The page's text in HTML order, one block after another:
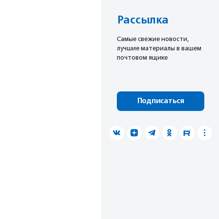
Рассылка
Cамые свежие новости,
лучшие материалы в вашем
почтовом ящике
Подписаться